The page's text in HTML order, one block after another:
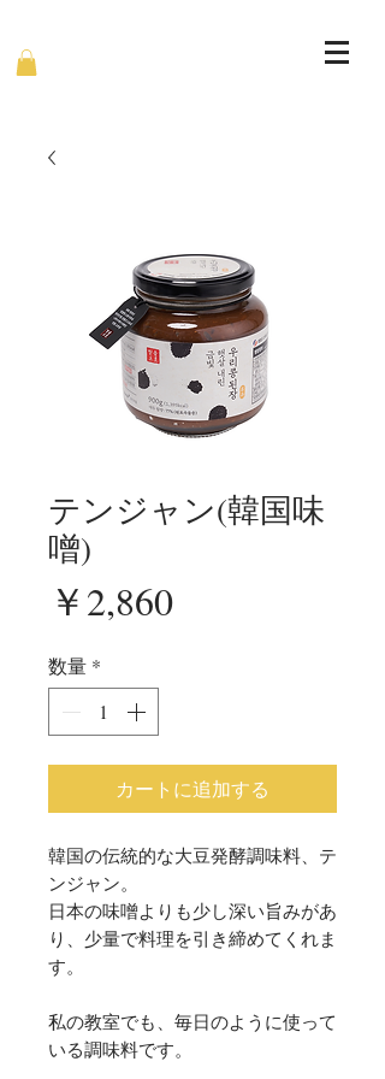
テンジャン(韓国味
噌)
￥2,860価
数量 *
カートに追加する
韓国の伝統的な大豆発酵調味料、テ
ンジャン。
日本の味噌よりも少し深い旨みがあ
り、少量で料理を引き締めてくれま
す。
私の教室でも、毎日のように使って
いる調味料です。